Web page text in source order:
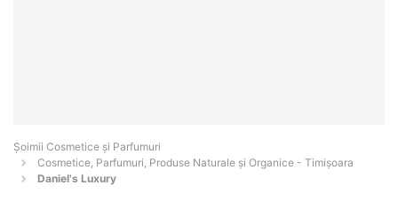
Șoimii Cosmetice și Parfumuri
Cosmetice, Parfumuri, Produse Naturale și Organice - Timişoara
Daniel's Luxury